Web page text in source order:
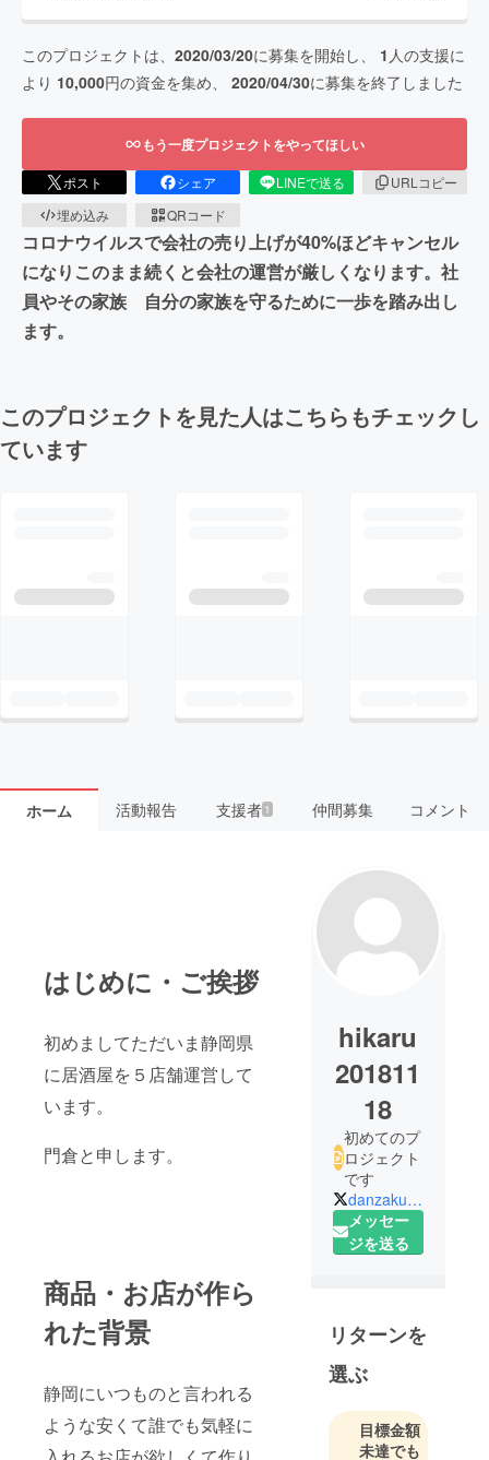
このプロジェクトは、 2020/03/20に募集を開始し、 1 人の支援に
より 10,000円の資金を集め、 2020/04/30に募集を終了しました
もう一度プロジェクトをやってほしい
ポスト シェア LINEで送る
URLコピー
埋め込み
QRコード
コロナウイルスで会社の売り上げが40%ほどキャンセル
になりこのまま続くと会社の運営が厳しくなります。社
員やその家族 自分の家族を守るために一歩を踏み出し
ます。
このプロジェクトを見た人はこちらもチェックし
ています
ホーム 活動報告 支援者 1 仲間募集 コメント
はじめに・ご挨拶
初めましてただいま静岡県
に居酒屋を５店舗運営して
います。
門倉と申します。
商品・お店が作ら
れた背景
静岡にいつものと言われる
ような安くて誰でも気軽に
hikaru
201811
18
初めてのプ
ロジェクト
です
danzakuduro_h
メッセー
ジを送る
リターンを
選ぶ
目標金額
未達でも